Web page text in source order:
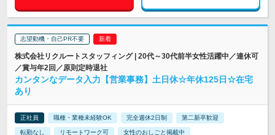
志望動機・自己PR不要
株式会社リクルートスタッフィング | 20代～30代前半女性活躍中／連休可
／賞与年2回／原則定時退社
カンタンなデータ入力【営業事務】土日休☆年休125日☆在宅
あり
正社員 職種・業種未経験OK 完全週休2日制 第二新卒歓迎
転勤なし リモートワーク可 女性のおしごと掲載中